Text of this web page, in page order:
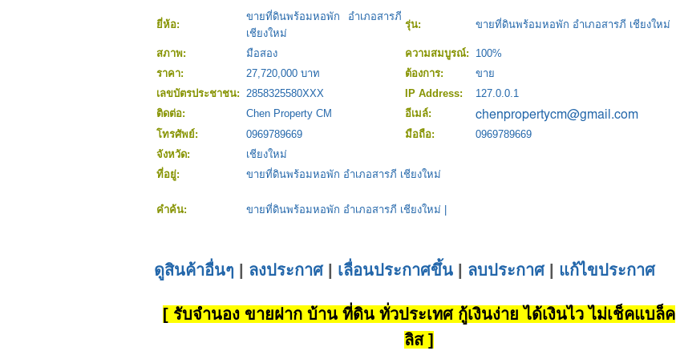
ยี่ห้อ:
ขายที่ดินพร้อมหอพัก อำเภอสารภี
เชียงใหม่
รุ่น: ขายที่ดินพร้อมหอพัก อำเภอสารภี เชียงใหม่
สภาพ: มือสอง ความสมบูรณ์:
100%
ราคา:
27,720,000 บาท ต้องการ:
ขาย
เลขบัตรประชาชน: 2858325580XXX IP Address:
127.0.0.1
ติดต่อ:
Chen Property CM
อีเมล์:
โทรศัพย์:
0969789669 มือถือ:
0969789669
จังหวัด:
เชียงใหม่
ที่อยู่:
ขายที่ดินพร้อมหอพัก อำเภอสารภี เชียงใหม่
คำค้น: ขายที่ดินพร้อมหอพัก อำเภอสารภี เชียงใหม่
ดูสินค้าอื่นๆ ลงประกาศ| เลื่อนประกาศขึ้น ลบประกาศ| แก้ไขประกาศ
[ รับจำนอง ขายฝาก บ้าน ที่ดิน ทั่วประเทศ กู้เงินง่าย ได้เงินไว ไม่เช็คแบล็ค
ลิส ]